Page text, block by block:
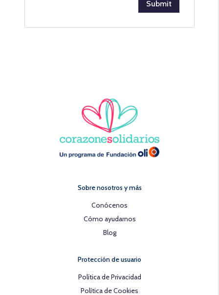
Sobre nosotros y más
Conócenos
Cómo ayudarnos
Blog
Protección de usuario
Política de Privacidad
Política de Cookies